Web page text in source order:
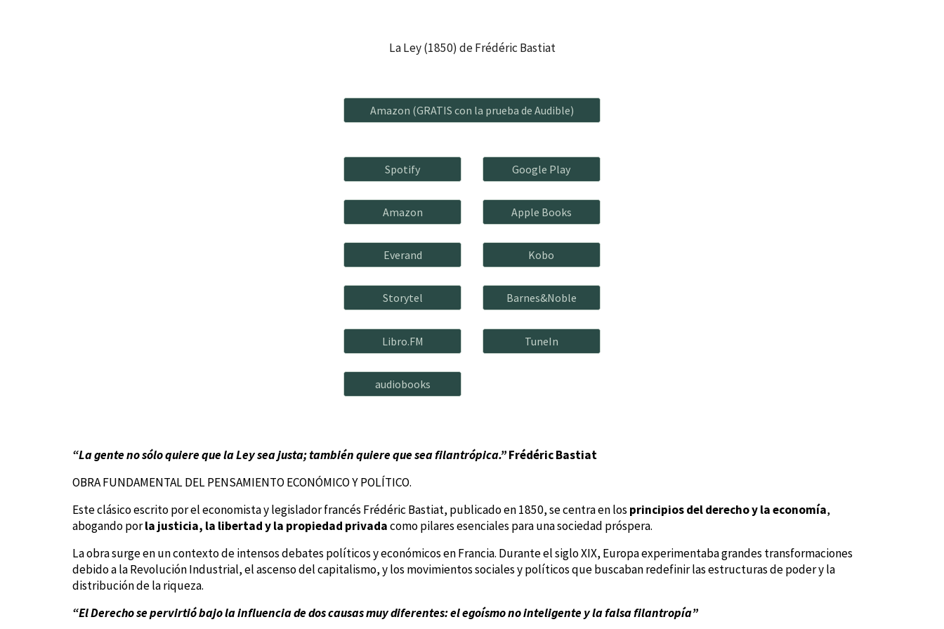
La Ley (1850) deFrédéric Bastiat
Amazon (GRATIS con la prueba de Audible)
Spotify
Amazon
Everand
Storytel
Libro.FM
audiobooks
Google Play
Apple Books
Kobo
Barnes&Noble
TuneIn
“La gente no sólo quiere que la Ley sea justa; también quiere que sea filantrópica.”Frédéric Bastiat
OBRA FUNDAMENTAL DEL PENSAMIENTO ECONÓMICO Y POLÍTICO.
Este clásico escrito por el economista y legislador francés Frédéric Bastiat, publicado en 1850, se centra en losprincipios del derecho y la economía,
abogando porla justicia, la libertad y la propiedad privadacomo pilares esenciales para una sociedad próspera.
La obra surge en un contexto de intensos debates políticos y económicos en Francia. Durante el siglo XIX, Europa experimentaba grandes transformaciones
debido a la Revolución Industrial, el ascenso del capitalismo, y los movimientos sociales y políticos que buscaban redefinir las estructuras de poder y la
distribución de la riqueza.
“El Derecho se pervirtió bajo la influencia de dos causas muy diferentes: el egoísmo no inteligente y la falsa filantropía”